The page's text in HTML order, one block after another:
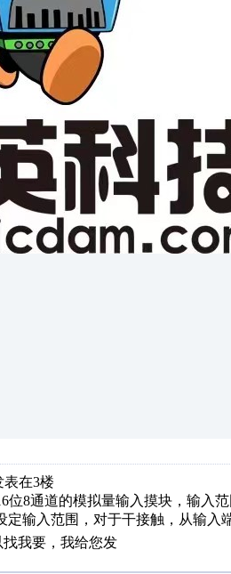
在3楼
通道的模拟量输入摸块，输入范
定输入范围，对于干接触，从输入
我要，我给您发